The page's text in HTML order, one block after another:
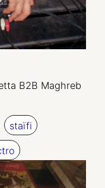
B2B Maghreb
staïfi